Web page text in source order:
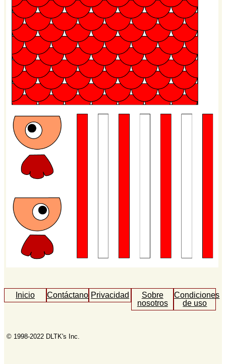
Inicio ContáctanosPrivacidad
Sobre
nosotros
Condiciones
de uso
© 1998-2022 DLTK's Inc.